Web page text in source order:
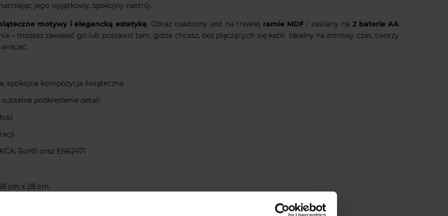
jego wyjątkowy, spokojny nastrój.
motywy i elegancką estetykę. Obraz osadzony jest na trwałej ramie MDF i zasilany na 2 baterie AA
– możesz zawiesić go lub postawić tam, gdzie chcesz, bez plączących się kabli. Idealny na zimowy czas, tworzy
spokojna kompozycja świąteczna
subtelne podkreślenie detali
RoHS oraz EN62471
cm x 28 cm